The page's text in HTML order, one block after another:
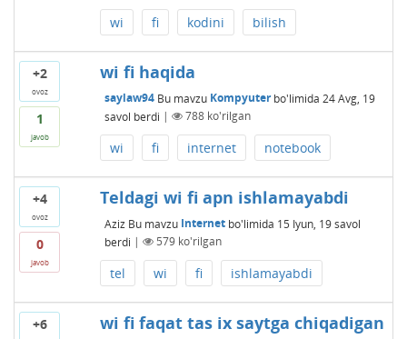
wi fi kodini bilish
+2
ovoz
1
javob
wi fi haqida
saylaw94 Bu mavzu Kompyuterbo'limida 24 Avg, 19
savol berdi | 788ko'rilgan
wi fi internet notebook
+4
ovoz
0
javob
Teldagi wi fi apn ishlamayabdi
Aziz Bu mavzu Internetbo'limida 15 Iyun, 19 savol
berdi | 579ko'rilgan
tel wi fi ishlamayabdi
+6
wi fi faqat tas ix saytga chiqadigan